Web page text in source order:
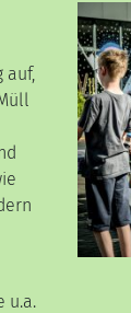
auf,
u.a.